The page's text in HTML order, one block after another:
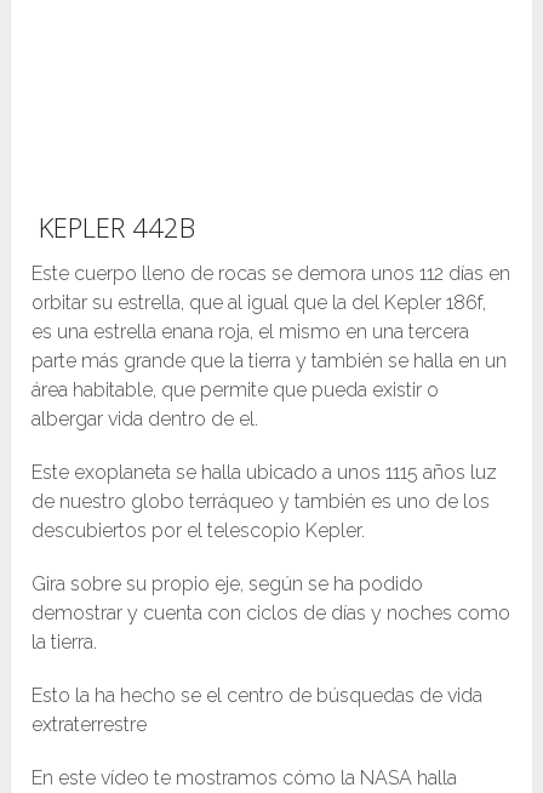
KEPLER 442B
Este cuerpo lleno de rocas se demora unos 112 días en
orbitar su estrella, que al igual que la del Kepler 186f,
es una estrella enana roja, el mismo en una tercera
parte más grande que la tierra y también se halla en un
área habitable, que permite que pueda existir o
albergar vida dentro de el.
Este exoplaneta se halla ubicado a unos 1115 años luz
de nuestro globo terráqueo y también es uno de los
descubiertos por el telescopio Kepler.
Gira sobre su propio eje, según se ha podido
demostrar y cuenta con ciclos de días y noches como
la tierra.
Esto la ha hecho se el centro de búsquedas de vida
extraterrestre
En este vídeo te mostramos cómo la NASA halla